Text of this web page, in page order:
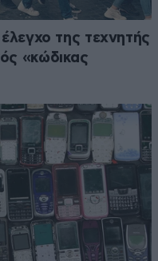
της τεχνητής
«κώδικας